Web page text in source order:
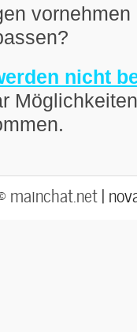
nicht
mainchat.net |